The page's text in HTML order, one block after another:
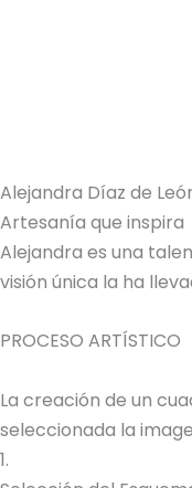
Alejandra Díaz de
Artesanía que inspira
Alejandra es una
visión única la ha
PROCESO ARTÍSTICO
La creación de un
seleccionada la
1.